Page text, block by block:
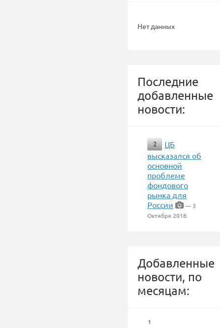
Нет данных
Последние
добавленные
новости:
2
ЦБ
высказался об
основной
проблеме
фондового
рынка для
России
— 3
Октября 2018
Добавленные
новости, по
месяцам:
1